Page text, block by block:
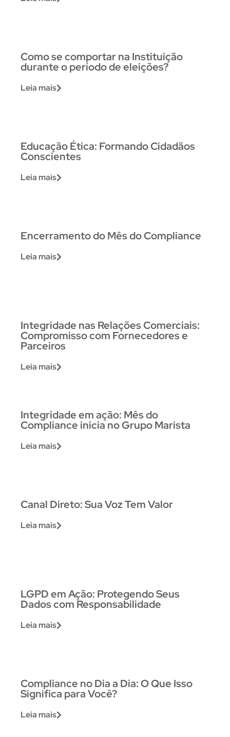
Como se comportar na Instituição
durante o período de eleições?
Leia mais
Educação Ética: Formando Cidadãos
Conscientes
Leia mais
Encerramento do Mês do Compliance
Leia mais
Integridade nas Relações Comerciais:
Compromisso com Fornecedores e
Parceiros
Leia mais
Integridade em ação: Mês do
Compliance inicia no Grupo Marista
Leia mais
Canal Direto: Sua Voz Tem Valor
Leia mais
LGPD em Ação: Protegendo Seus
Dados com Responsabilidade
Leia mais
Compliance no Dia a Dia: O Que Isso
Significa para Você?
Leia mais